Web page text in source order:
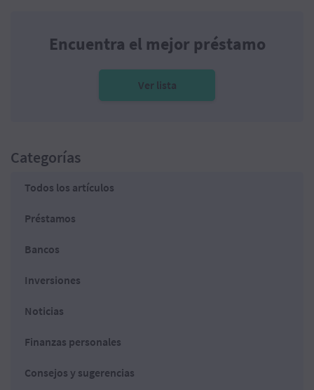
Encuentra el mejor préstamo
Ver lista
Categorías
Todos los artículos
Préstamos
Bancos
Inversiones
Noticias
Finanzas personales
Consejos y sugerencias